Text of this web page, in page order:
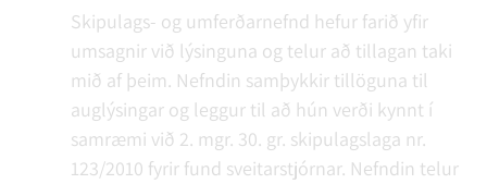
Skipulags- og umferðarnefnd hefur farið yfir
umsagnir við lýsinguna og telur að tillagan taki
mið af þeim. Nefndin samþykkir tillöguna til
auglýsingar og leggur til að hún verði kynnt í
samræmi við 2. mgr. 30. gr. skipulagslaga nr.
123/2010 fyrir fund sveitarstjórnar. Nefndin telur